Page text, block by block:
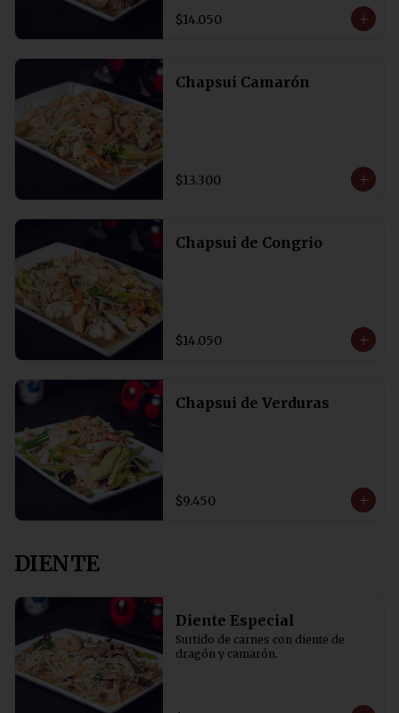
$14.050
Chapsui Camarón
$13.300
Chapsui de Congrio
$14.050
Chapsui de Verduras
$9.450
DIENTE
Diente Especial
Surtido de carnes con diente de
dragón y camarón.